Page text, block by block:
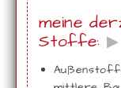
meine
Stoffe: ▶